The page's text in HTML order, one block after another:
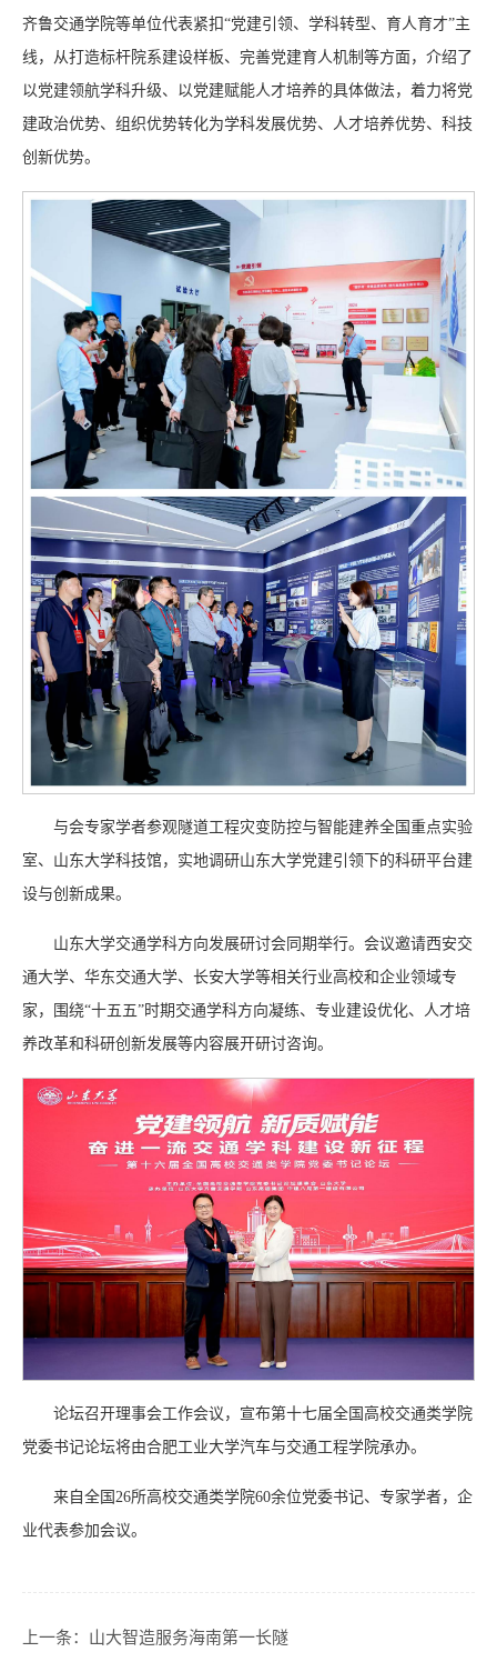
齐鲁交通学院等单位代表紧扣“党建引领、学科转型、育人育才”主
线，从打造标杆院系建设样板、完善党建育人机制等方面，介绍了
以党建领航学科升级、以党建赋能人才培养的具体做法，着力将党
建政治优势、组织优势转化为学科发展优势、人才培养优势、科技
创新优势。
与会专家学者参观隧道工程灾变防控与智能建养全国重点实验
室、山东大学科技馆，实地调研山东大学党建引领下的科研平台建
设与创新成果。
山东大学交通学科方向发展研讨会同期举行。会议邀请西安交
通大学、华东交通大学、长安大学等相关行业高校和企业领域专
家，围绕“十五五”时期交通学科方向凝练、专业建设优化、人才培
养改革和科研创新发展等内容展开研讨咨询。
论坛召开理事会工作会议，宣布第十七届全国高校交通类学院
党委书记论坛将由合肥工业大学汽车与交通工程学院承办。
来自全国26所高校交通类学院60余位党委书记、专家学者，企
业代表参加会议。
上一条： 山大智造服务海南第一长隧